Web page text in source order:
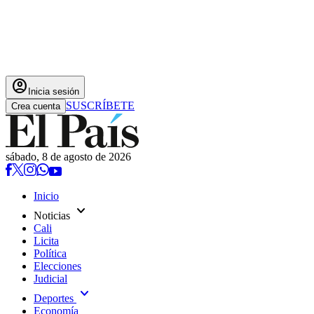
account_circle Inicia sesión
Crea cuenta SUSCRÍBETE
sábado, 8 de agosto de 2026
Inicio
Noticias expand_more
Cali
Licita
Política
Elecciones
Judicial
Deportes expand_more
Economía